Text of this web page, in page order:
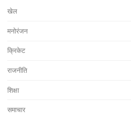
खेल
मनोरंजन
क्रिकेट
राजनीति
शिक्षा
समाचार